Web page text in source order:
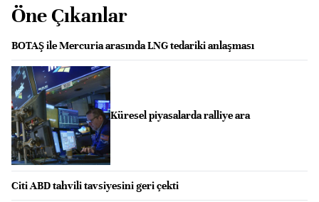
Öne Çıkanlar
BOTAŞ ile Mercuria arasında LNG tedariki anlaşması
Küresel piyasalarda ralliye ara
Citi ABD tahvili tavsiyesini geri çekti